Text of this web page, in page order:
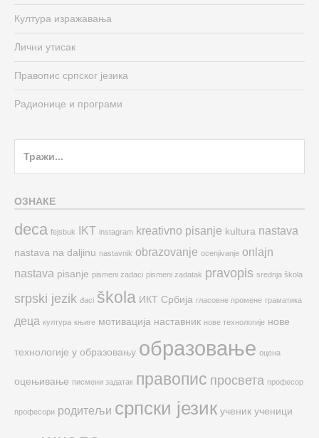
Култура изражавања
Лични утисак
Правопис српског језика
Радионице и програми
ОЗНАКЕ
deca fejsbuk IKT instagram kreativno pisanje kultura nastava
nastava na daljinu nastavnik obrazovanje ocenjivanje onlajn
nastava pisanje pismeni zadaci pismeni zadatak pravopis srednja škola
srpski jezik đaci škola ИКТ Србија гласовне промене граматика
деца култура књиге мотивација наставник нове технологије нове
технологије у образовању образовање оцена
оцењивање писмени задатак правопис просвета професор
професори родитељи српски језик ученик ученици